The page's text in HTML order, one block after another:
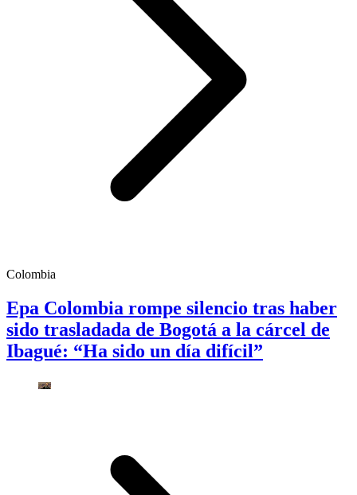
Colombia
Epa Colombia rompe silencio tras haber
sido trasladada de Bogotá a la cárcel de
Ibagué: “Ha sido un día difícil”